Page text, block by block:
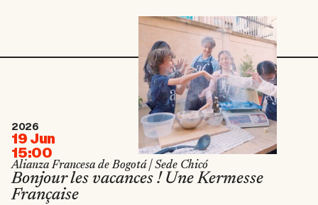
2026
19 Jun
15:00
Alianza Francesa de Bogotá | Sede Chicó
Bonjour les vacances ! Une Kermesse
Française